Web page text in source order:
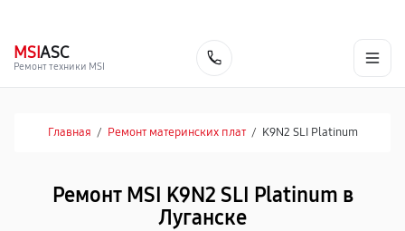
MSIASC
Ремонт техники MSI
Главная / Ремонт материнских плат / K9N2 SLI Platinum
Ремонт MSI K9N2 SLI Platinum в
Луганске